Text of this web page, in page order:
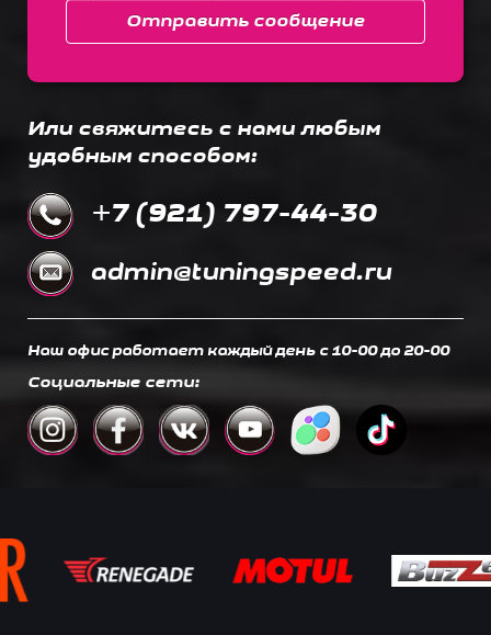
Отправить сообщение
Или свяжитесь с нами любым
удобным способом:
+7 (921) 797-44-30
admin@tuningspeed.ru
Наш офис работает каждый день c 10-00 до 20-00
Социальные сети: